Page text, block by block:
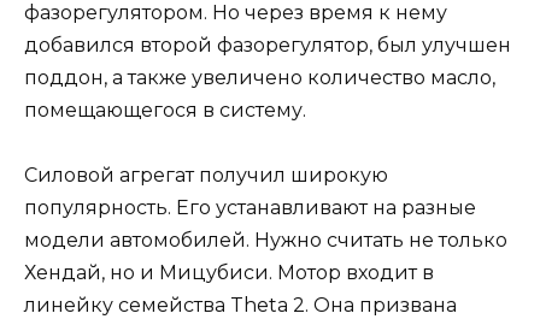
фазорегулятором. Но через время к нему
добавился второй фазорегулятор, был улучшен
поддон, а также увеличено количество масло,
помещающегося в систему.
Силовой агрегат получил широкую
популярность. Его устанавливают на разные
модели автомобилей. Нужно считать не только
Хендай, но и Мицубиси. Мотор входит в
линейку семейства Theta 2. Она призвана